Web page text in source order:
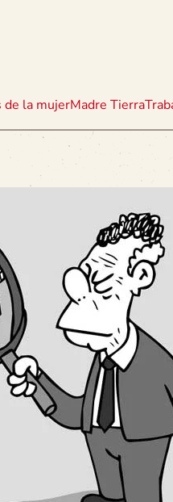
de la mujerMadre Tierra